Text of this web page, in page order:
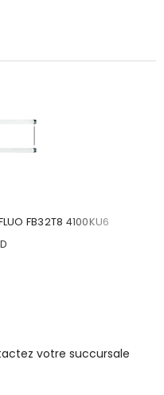
FB32T8 4100KU6
votre succursale